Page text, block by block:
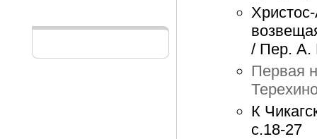
/ Пер. А.
Первая
К
с.18-27